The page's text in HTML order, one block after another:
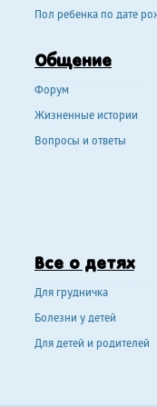
Пол ребенка по дате
Общение
Форум
Жизненные истории
Вопросы и ответы
Все о детях
Для грудничка
Болезни у детей
Для детей и родителей